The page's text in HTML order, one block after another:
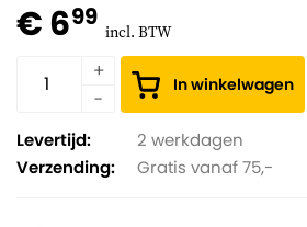
€ 699 incl. BTW
In winkelwagen
Levertijd:
2 werkdagen
Verzending:
Gratis vanaf 75,-